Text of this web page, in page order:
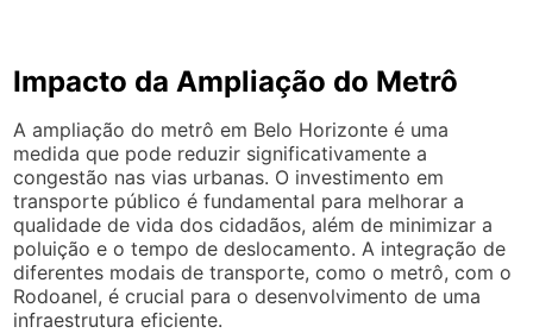
Impacto da Ampliação do Metrô
A ampliação do metrô em Belo Horizonte é uma
medida que pode reduzir significativamente a
congestão nas vias urbanas. O investimento em
transporte público é fundamental para melhorar a
qualidade de vida dos cidadãos, além de minimizar a
poluição e o tempo de deslocamento. A integração de
diferentes modais de transporte, como o metrô, com o
Rodoanel, é crucial para o desenvolvimento de uma
infraestrutura eficiente.